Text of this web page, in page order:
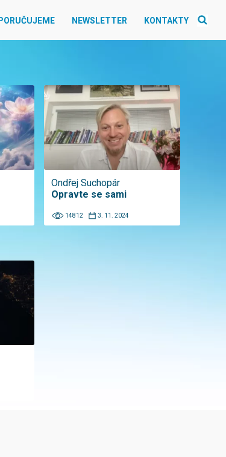
NEWSLETTER KONTAKTY
Ondřej Suchopár
Opravte se sami
14812 3. 11. 2024